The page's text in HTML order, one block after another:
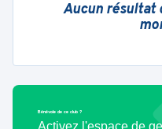
Aucun résultat
Bénévole de ce club ?